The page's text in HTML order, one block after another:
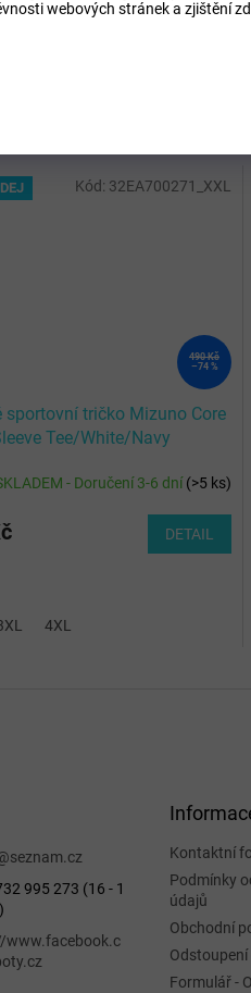
webových stránek a zjištění
490 Kč
–74 %
sportovní tričko Mizuno Core
Tee/White/Navy
- Doručení 3-6 dní(>5 ks)
DETAIL
4XL
Kód: 32EA700271_XXL
seznam.cz
995 273 (16 - 1
www.facebook.c
Kontaktní
Podmínky
údajů
Obchodní
Formulář -